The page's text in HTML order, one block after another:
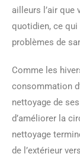
ailleurs l’air que
quotidien, ce qui
problèmes de
Comme les
consommation
nettoyage de
d’améliorer la
nettoyage
de l’extérieur